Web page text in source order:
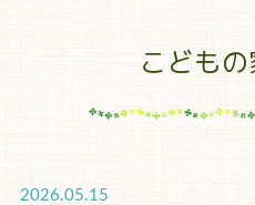
こども
2026.05.15